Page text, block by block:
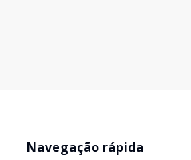
Navegação rápida